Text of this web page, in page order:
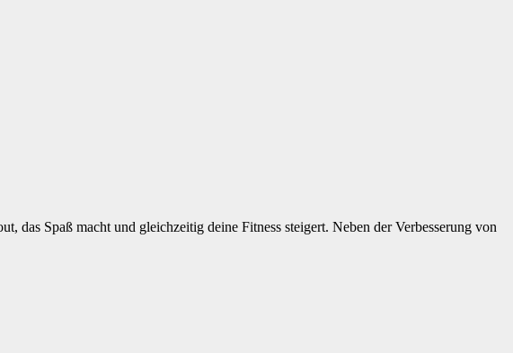
Spaß macht und gleichzeitig deine Fitness steigert. Neben der Verbesserung von